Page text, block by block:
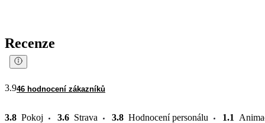
Recenze
3.946 hodnocení zákazníků
3.8 Pokoj 3.6 Strava 3.8 Hodnocení personálu 1.1